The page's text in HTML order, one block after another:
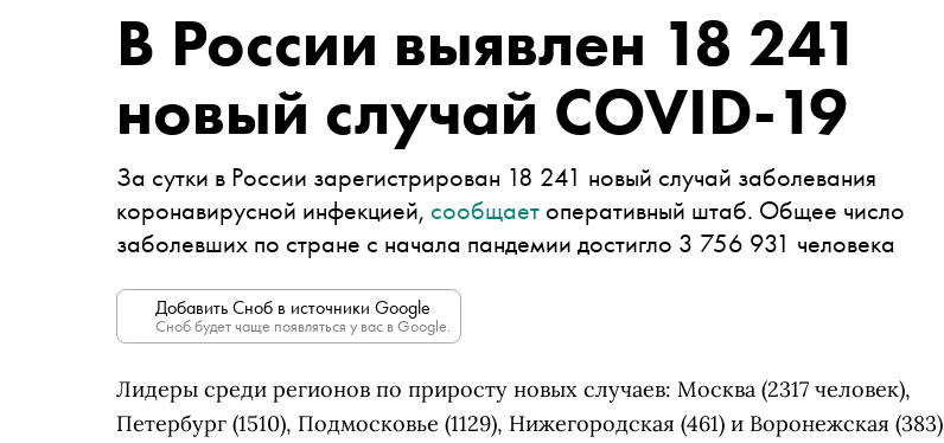
В России выявлен 18 241
новый случай COVID-19
За сутки в России зарегистрирован 18 241 новый случай заболевания
коронавирусной инфекцией, сообщает оперативный штаб. Общее число
заболевших по стране с начала пандемии достигло 3 756 931 человека
Добавить Сноб в источники Google
Сноб будет чаще появляться у вас в Google.
Лидеры среди регионов по приросту новых случаев: Москва (2317 человек),
Петербург (1510), Подмосковье (1129), Нижегородская (461) и Воронежская (383)